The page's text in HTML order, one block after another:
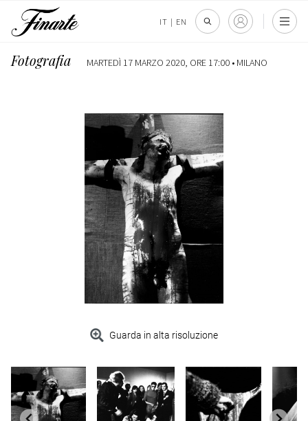
IT | EN
Fotografia MARTEDÌ 17 MARZO 2020, ORE 17:00 • MILANO
Guarda in alta risoluzione